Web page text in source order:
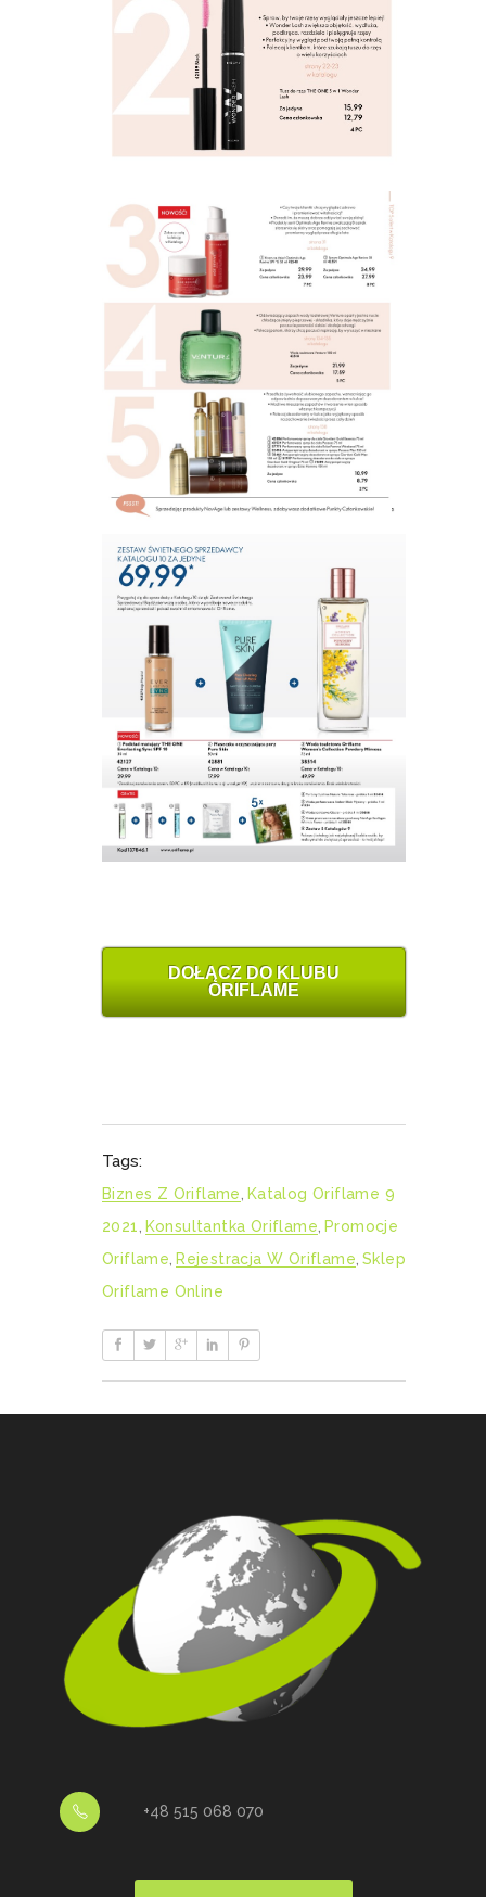
DOŁĄCZ DO KLUBU
ORIFLAME
Tags:
Biznes Z Oriflame
Katalog Oriflame 9
2021
Konsultantka Oriflame Promocje
Oriflame Rejestracja W Oriflame Sklep
Oriflame Online
+48 515 068 070